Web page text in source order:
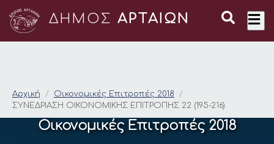
ΔΗΜΟΣ ΑΡΤΑΙΩΝ
ΣΥΝΕΔΡΙΑΣΗ
Αρχική
Οικονομικές Επιτροπές 2018
ΣΥΝΕΔΡΙΑΣΗ ΟΙΚΟΝΟΜΙΚΗΣ ΕΠΙΤΡΟΠΗΣ 22 (195-216)
Οικονομικές Επιτροπές 2018